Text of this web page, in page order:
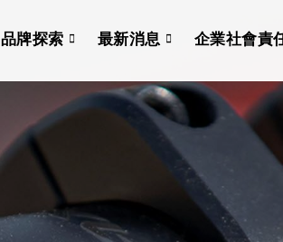
品牌探索 最新消息 企業社會責